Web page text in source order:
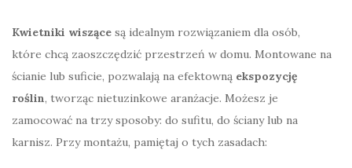
Kwietniki wiszące są idealnym rozwiązaniem dla osób,
które chcą zaoszczędzić przestrzeń w domu. Montowane na
ścianie lub suficie, pozwalają na efektowną ekspozycję
roślin, tworząc nietuzinkowe aranżacje. Możesz je
zamocować na trzy sposoby: do sufitu, do ściany lub na
karnisz. Przy montażu, pamiętaj o tych zasadach: